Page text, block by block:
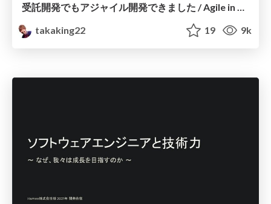
受託開発でもアジャイル開発できました / Agile in Contract Development
takaking22
19 9k